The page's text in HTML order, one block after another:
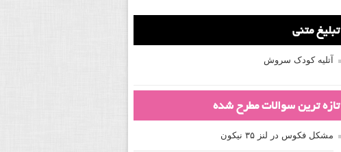
تبلیغ متنی
آتلیه کودک سروش
تازه ترین سوالات مطرح شده
مشکل فکوس در لنز ۳۵ نیکون